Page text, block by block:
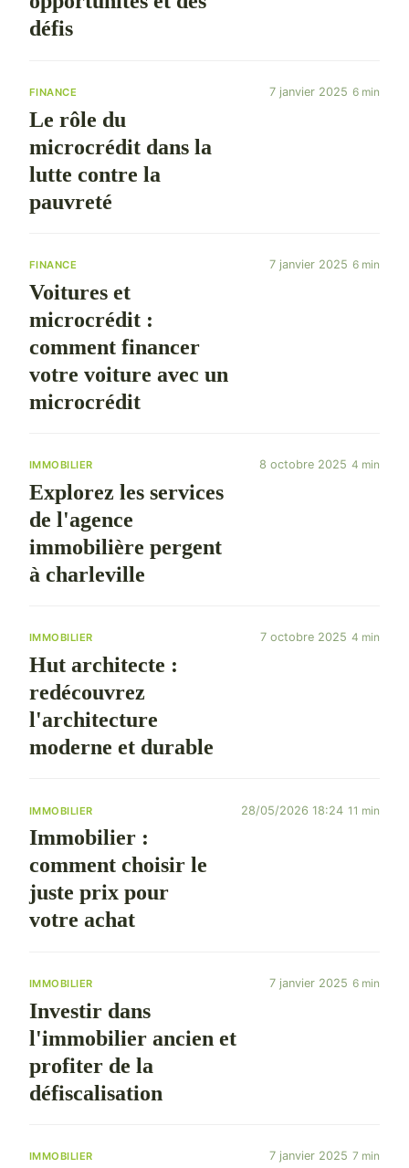
défis
FINANCE
Le rôle du
microcrédit dans la
lutte contre la
pauvreté
7 janvier 2025 6 min
FINANCE
Voitures et
microcrédit :
comment financer
votre voiture avec un
microcrédit
7 janvier 2025 6 min
IMMOBILIER
Explorez les services
de l'agence
immobilière pergent
à charleville
8 octobre 2025 4 min
IMMOBILIER
Hut architecte :
redécouvrez
l'architecture
moderne et durable
7 octobre 2025 4 min
IMMOBILIER
Immobilier :
comment choisir le
juste prix pour
votre achat
28/05/2026 18:24 11 min
IMMOBILIER
Investir dans
l'immobilier ancien et
profiter de la
défiscalisation
7 janvier 2025 6 min
IMMOBILIER 7 janvier 2025 7 min